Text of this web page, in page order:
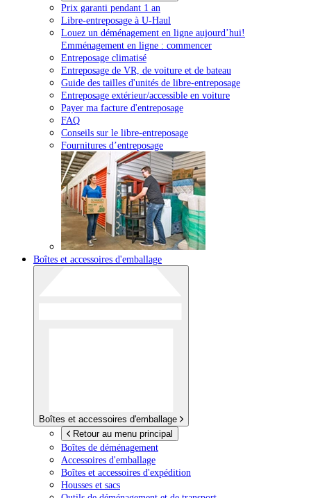
Prix garanti pendant 1 an
Libre-entreposage à U-Haul
Louez un déménagement en ligne aujourd’hui!
Emménagement en ligne : commencer
Entreposage climatisé
Entreposage de VR, de voiture et de bateau
Guide des tailles d'unités de libre-entreposage
Entreposage extérieur/accessible en voiture
Payer ma facture d'entreposage
FAQ
Conseils sur le libre-entreposage
Fournitures d’entreposage
Boîtes et accessoires d'emballage
Boîtes et accessoires d'emballage
Retour au menu principal
Boîtes de déménagement
Accessoires d'emballage
Boîtes et accessoires d'expédition
Housses et sacs